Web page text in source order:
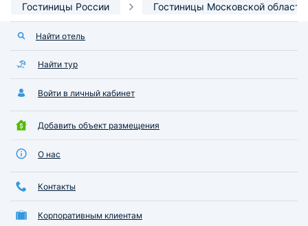
Гостиницы России Гостиницы Московской области
Найти отель
Найти тур
Войти в личный кабинет
Добавить объект размещения
О нас
Контакты
Корпоративным клиентам